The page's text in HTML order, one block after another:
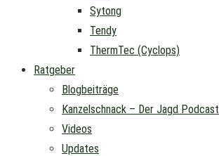
Sytong
Tendy
ThermTec (Cyclops)
Ratgeber
Blogbeiträge
Kanzelschnack – Der Jagd Podcast
Videos
Updates